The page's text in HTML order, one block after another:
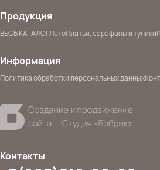
Продукция
ВЕСЬ КАТАЛОГЛетоПлатья, сарафаны и туники
Информация
Политика обработки персональных данных
Контакты